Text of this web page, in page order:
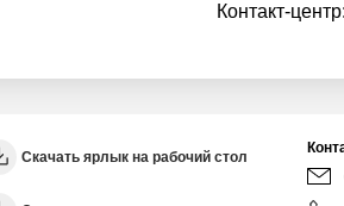
Контакт-центр:
Скачать ярлык на рабочий стол